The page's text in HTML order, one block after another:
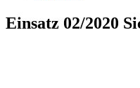
Einsatz 02/2020